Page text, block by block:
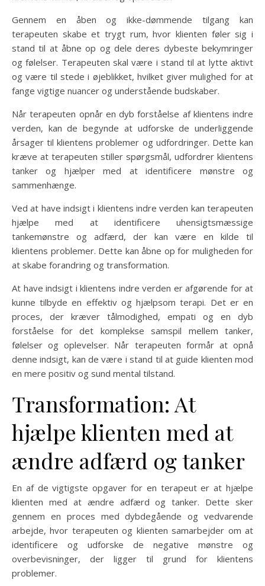
Gennem en åben og ikke-dømmende tilgang kan
terapeuten skabe et trygt rum, hvor klienten føler sig i
stand til at åbne op og dele deres dybeste bekymringer
og følelser. Terapeuten skal være i stand til at lytte aktivt
og være til stede i øjeblikket, hvilket giver mulighed for at
fange vigtige nuancer og understående budskaber.
Når terapeuten opnår en dyb forståelse af klientens indre
verden, kan de begynde at udforske de underliggende
årsager til klientens problemer og udfordringer. Dette kan
kræve at terapeuten stiller spørgsmål, udfordrer klientens
tanker og hjælper med at identificere mønstre og
sammenhænge.
Ved at have indsigt i klientens indre verden kan terapeuten
hjælpe med at identificere uhensigtsmæssige
tankemønstre og adfærd, der kan være en kilde til
klientens problemer. Dette kan åbne op for muligheden for
at skabe forandring og transformation.
At have indsigt i klientens indre verden er afgørende for at
kunne tilbyde en effektiv og hjælpsom terapi. Det er en
proces, der kræver tålmodighed, empati og en dyb
forståelse for det komplekse samspil mellem tanker,
følelser og oplevelser. Når terapeuten formår at opnå
denne indsigt, kan de være i stand til at guide klienten mod
en mere positiv og sund mental tilstand.
Transformation: At
hjælpe klienten med at
ændre adfærd og tanker
En af de vigtigste opgaver for en terapeut er at hjælpe
klienten med at ændre adfærd og tanker. Dette sker
gennem en proces med dybdegående og vedvarende
arbejde, hvor terapeuten og klienten samarbejder om at
identificere og udforske de negative mønstre og
overbevisninger, der ligger til grund for klientens
problemer.